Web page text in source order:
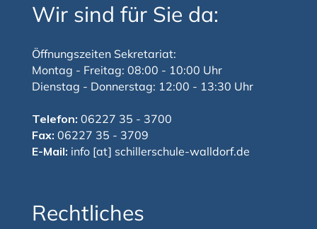
Wir sind für Sie da:
Öffnungszeiten Sekretariat:
Montag - Freitag: 08:00 - 10:00 Uhr
Dienstag - Donnerstag: 12:00 - 13:30 Uhr
Telefon: 06227 35 - 3700
Fax: 06227 35 - 3709
E-Mail: info [at] schillerschule-walldorf.de
Rechtliches